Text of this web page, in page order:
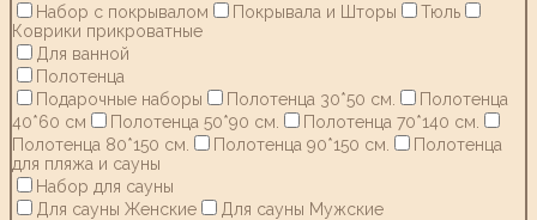
Набор с покрывалом
Покрывала и Шторы
Тюль
Коврики прикроватные
Для ванной
Полотенца
Подарочные наборы
Полотенца 30*50 см.
Полотенца
40*60 см
Полотенца 50*90 см.
Полотенца 70*140 см.
Полотенца 80*150 см.
Полотенца 90*150 см.
Полотенца
для пляжа и сауны
Набор для сауны
Для сауны Женские
Для сауны Мужские